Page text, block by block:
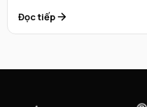
người tiêu dùng chỉ muốn
lavabo, kính soi, thùng rác,
một tông sắc, hoạ tiết. Kiểu
Đọc tiếp